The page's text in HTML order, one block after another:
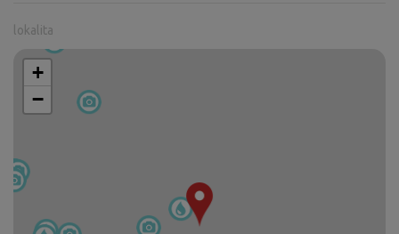
lokalita
+
−